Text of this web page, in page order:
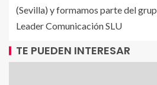
(Sevilla) y formamos parte del
Leader Comunicación SLU
TE PUEDEN INTERESAR